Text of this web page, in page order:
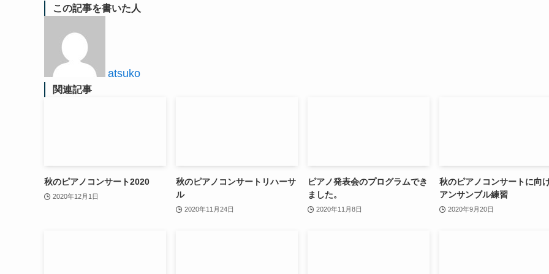
この記事を書いた人
atsuko
関連記事
秋のピアノコンサート2020
2020年12月1日
秋のピアノコンサートリハーサ
ル
2020年11月24日
ピアノ発表会のプログラムでき
ました。
2020年11月8日
秋のピアノコンサートに向
アンサンブル練習
2020年9月20日